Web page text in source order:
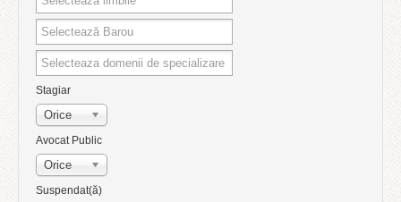
Stagiar
Orice
Avocat Public
Orice
Suspendat(ă)